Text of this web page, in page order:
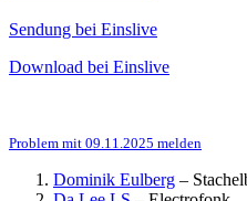
Sendung bei Einslive
Download bei Einslive
Problem mit 09.11.2025 melden
Dominik Eulberg –